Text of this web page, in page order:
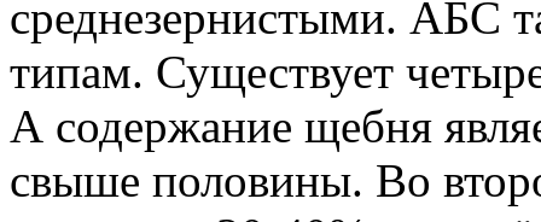
среднезернистыми. АБС
типам. Существует
А содержание щебня
свыше половины. Во